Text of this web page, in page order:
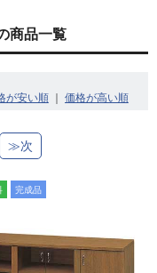
商品一覧
｜
≫次
完成品